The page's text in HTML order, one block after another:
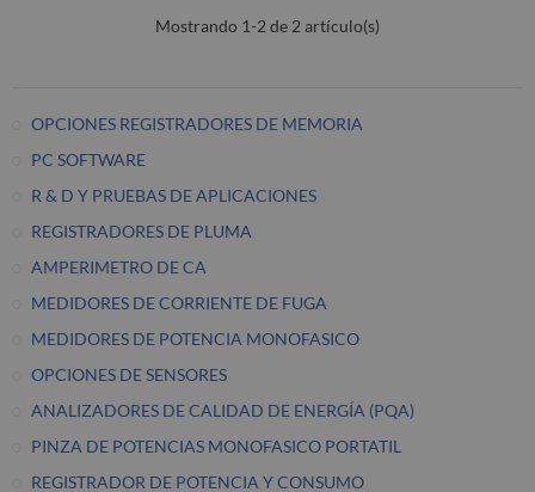
Mostrando 1-2 de 2 artículo(s)
OPCIONES REGISTRADORES DE MEMORIA
PC SOFTWARE
R & D Y PRUEBAS DE APLICACIONES
REGISTRADORES DE PLUMA
AMPERIMETRO DE CA
MEDIDORES DE CORRIENTE DE FUGA
MEDIDORES DE POTENCIA MONOFASICO
OPCIONES DE SENSORES
ANALIZADORES DE CALIDAD DE ENERGÍA (PQA)
PINZA DE POTENCIAS MONOFASICO PORTATIL
REGISTRADOR DE POTENCIA Y CONSUMO